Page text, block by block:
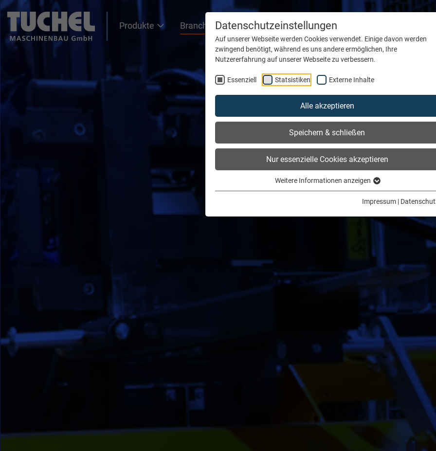
Produkte Branchen Unternehmen Insights
Datenschutzeinstellungen
Auf unserer Webseite werden Cookies verwendet. Einige davon werden
zwingend benötigt, während es uns andere ermöglichen, Ihre
Nutzererfahrung auf unserer Webseite zu verbessern.
Essenziell Statsistiken Externe Inhalte
Alle akzeptieren
Speichern & schließen
Nur essenzielle Cookies akzeptieren
Weitere Informationen anzeigen
Impressum |